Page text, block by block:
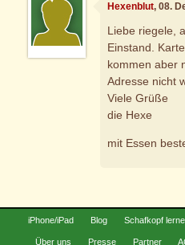
Hexenblut, 08.
Liebe riegele,
Einstand.
kommen aber
Adresse nicht
Viele Grüße
die Hexe
mit Essen
iPhone/iPad Blog Schafkopf
Über uns Presse Partner